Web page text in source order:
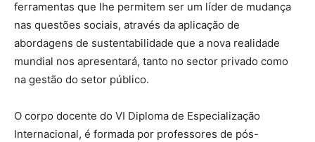
ferramentas que lhe permitem ser um líder de mudança
nas questões sociais, através da aplicação de
abordagens de sustentabilidade que a nova realidade
mundial nos apresentará, tanto no sector privado como
na gestão do setor público.
O corpo docente do VI Diploma de Especialização
Internacional, é formada por professores de pós-